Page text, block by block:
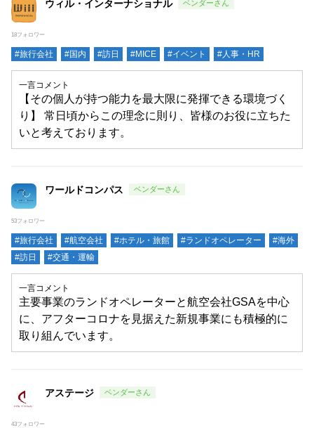
ウィル・インターナショナル
18フォロワー
#旅行会社 #国内 #訪日 #MICE #イベント #人事・HR
一言コメント
【その個人が持つ能力を最大限に発揮できる環境づく
り】 常日頃からこの理念に則り、皆様のお役に立ちた
いと考えております。
ワールドコンパス
53フォロワー
#旅行会社 #航空会社 #ホテル・旅館 #ランドオペレーター
#海外
#訪日
#交通・運輸
一言コメント
主要事業のランドオペレーターと航空会社GSAを中心
に、アフターコロナを見据えた新規事業にも積極的に
取り組んでいます。
アステージ
43フォロワー